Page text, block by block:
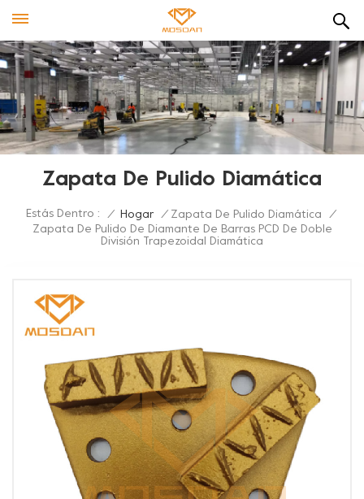
Zapata De Pulido Diamática
Estás Dentro : / Hogar / Zapata De Pulido Diamática
/
Zapata De Pulido De Diamante De Barras PCD De Doble
División Trapezoidal Diamática